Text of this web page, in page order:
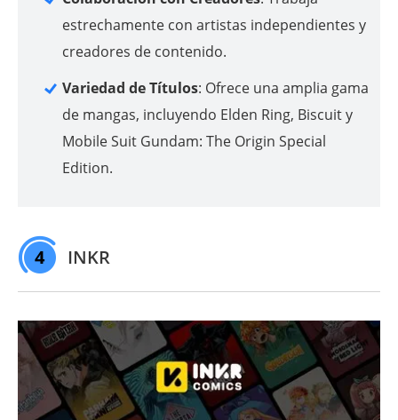
estrechamente con artistas independientes y
creadores de contenido.
Variedad de Títulos: Ofrece una amplia gama
de mangas, incluyendo Elden Ring, Biscuit y
Mobile Suit Gundam: The Origin Special
Edition.
4 INKR